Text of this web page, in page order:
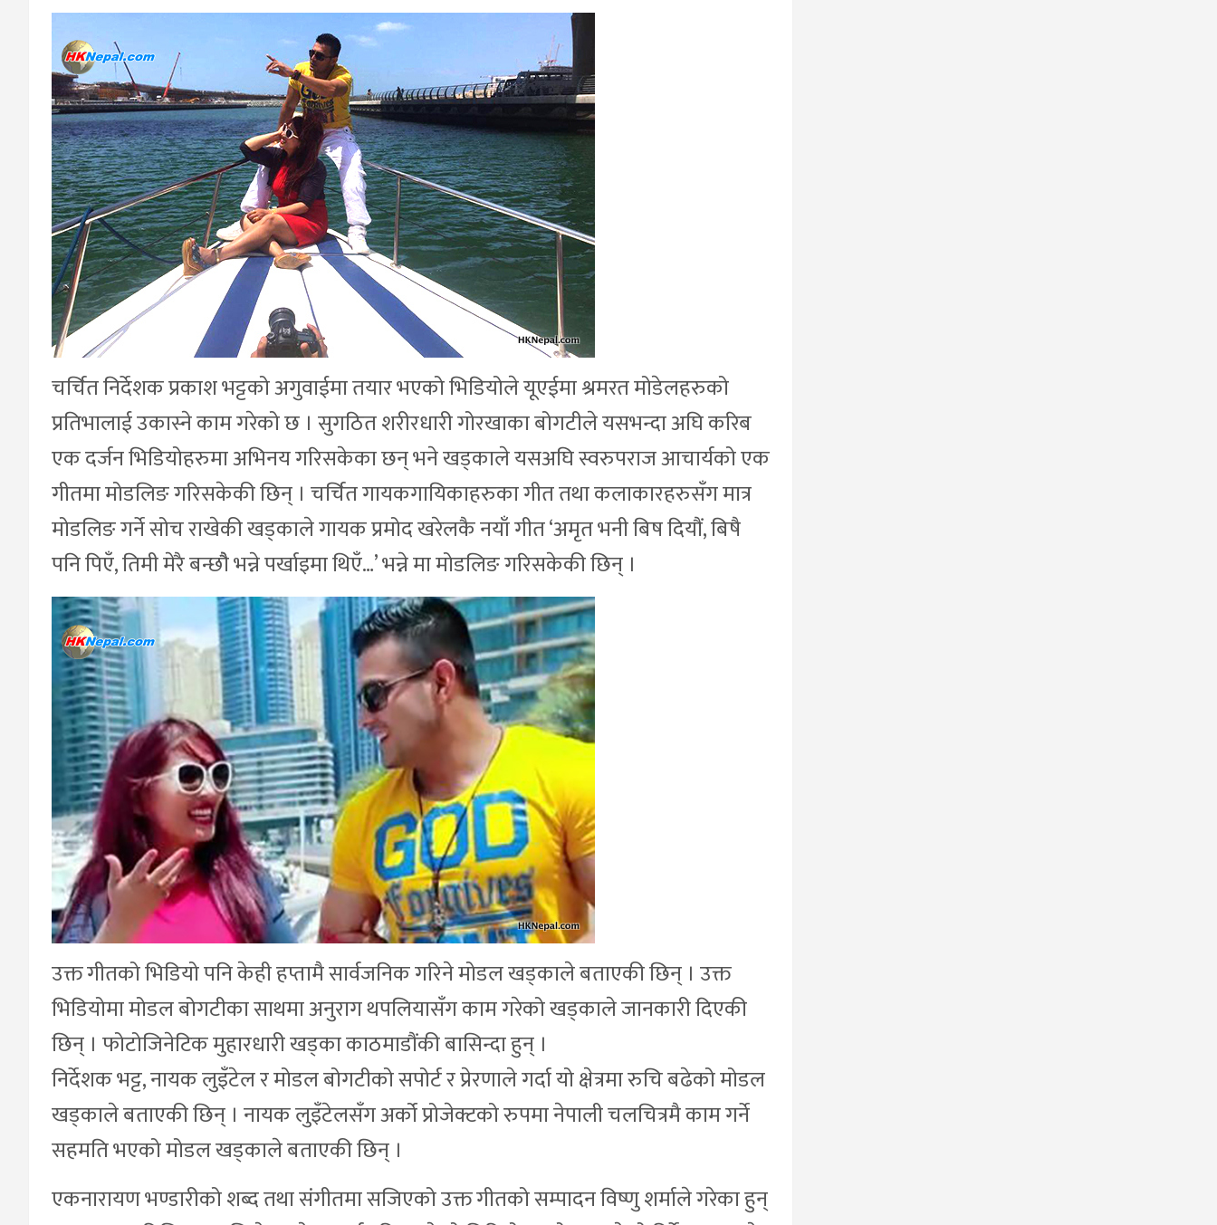
चर्चित निर्देशक प्रकाश भट्टको अगुवाईमा तयार भएको भिडियोले यूएईमा श्रमरत मोडेलहरुको
प्रतिभालाई उकास्ने काम गरेको छ । सुगठित शरीरधारी गोरखाका बोगटीले यसभन्दा अघि करिब
एक दर्जन भिडियोहरुमा अभिनय गरिसकेका छन् भने खड्काले यसअघि स्वरुपराज आचार्यको एक
गीतमा मोडलिङ गरिसकेकी छिन् । चर्चित गायकगायिकाहरुका गीत तथा कलाकारहरुसँग मात्र
मोडलिङ गर्ने सोच राखेकी खड्काले गायक प्रमोद खरेलकै नयाँ गीत ‘अमृत भनी बिष दियौं, बिषै
पनि पिएँ, तिमी मेरै बन्छौै भन्ने पर्खाइमा थिएँ…’ भन्ने मा मोडलिङ गरिसकेकी छिन् ।
उक्त गीतको भिडियो पनि केही हप्तामै सार्वजनिक गरिने मोडल खड्काले बताएकी छिन् । उक्त
भिडियोमा मोडल बोगटीका साथमा अनुराग थपलियासँग काम गरेको खड्काले जानकारी दिएकी
छिन् । फोटोजिनेटिक मुहारधारी खड्का काठमाडौंकी बासिन्दा हुन् ।
निर्देशक भट्ट, नायक लुइँटेल र मोडल बोगटीको सपोर्ट र प्रेरणाले गर्दा यो क्षेत्रमा रुचि बढेको मोडल
खड्काले बताएकी छिन् । नायक लुइँटेलसँग अर्को प्रोजेक्टको रुपमा नेपाली चलचित्रमै काम गर्ने
सहमति भएको मोडल खड्काले बताएकी छिन् ।
एकनारायण भण्डारीको शब्द तथा संगीतमा सजिएको उक्त गीतको सम्पादन विष्णु शर्माले गरेका हुन्